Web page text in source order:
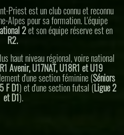
Priest est un club connu et reconnu
Alpes pour sa formation. L'équipe
2et son équipe réserve est en
R2.
haut niveau régional, voire national
Avenir, U17NAT, U18R1 et U19
d'une section féminine (Séniors
F D1) et d'une section futsal (Ligue 2
et D1).